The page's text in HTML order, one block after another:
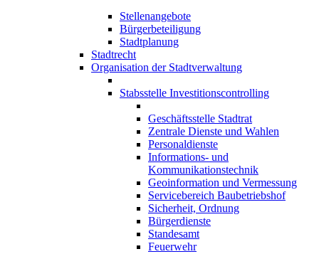
Stellenangebote
Bürgerbeteiligung
Stadtplanung
Stadtrecht
Organisation der Stadtverwaltung
Stabsstelle Investitionscontrolling
Geschäftsstelle Stadtrat
Zentrale Dienste und Wahlen
Personaldienste
Informations- und
Kommunikationstechnik
Geoinformation und Vermessung
Servicebereich Baubetriebshof
Sicherheit, Ordnung
Bürgerdienste
Standesamt
Feuerwehr